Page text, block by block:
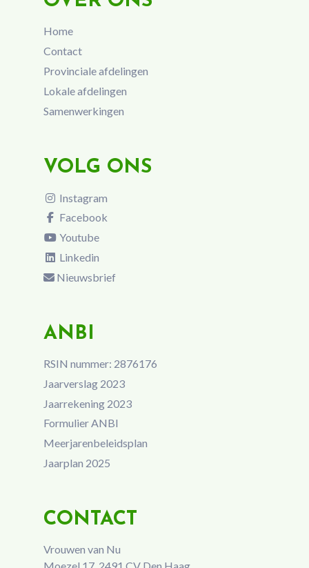
Home
Contact
Provinciale afdelingen
Lokale afdelingen
Samenwerkingen
VOLG ONS
Instagram
Facebook
Youtube
Linkedin
Nieuwsbrief
ANBI
RSIN nummer: 2876176
Jaarverslag 2023
Jaarrekening 2023
Formulier ANBI
Meerjarenbeleidsplan
Jaarplan 2025
CONTACT
Vrouwen van Nu